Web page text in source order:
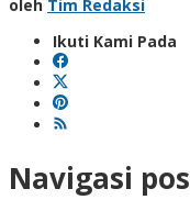
oleh Tim Redaksi
Ikuti Kami Pada
Navigasi pos